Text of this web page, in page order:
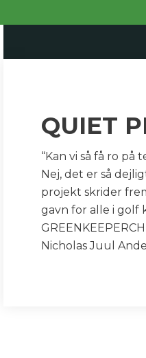
QUIET
“Kan vi så få ro på
Nej, det er så
projekt skrider
gavn for alle i golf
Nicholas Juul